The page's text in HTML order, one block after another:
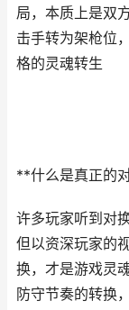
局，本质上是双
击手转为架枪位
格的灵魂转生
**什么是真正的
许多玩家听到对
但以资深玩家的
换，才是游戏灵
防守节奏的转换